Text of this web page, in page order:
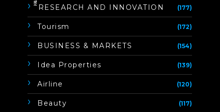
ิิีิิิิิRESEARCH AND INNOVATION (177)
Tourism (172)
BUSINESS & MARKETS (154)
Idea Properties (139)
Airline (120)
Beauty (117)